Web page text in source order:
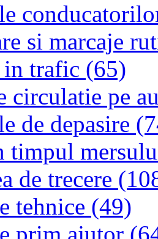
si marcaje
in trafic (65)
circulatie pe
de depasire
timpul
de trecere
tehnice (49)